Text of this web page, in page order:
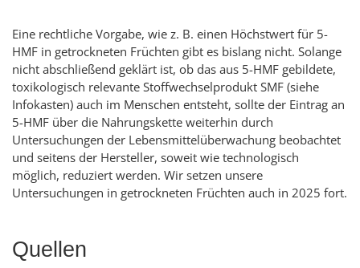
Eine rechtliche Vorgabe, wie z. B. einen Höchstwert für 5-
HMF in getrockneten Früchten gibt es bislang nicht. Solange
nicht abschließend geklärt ist, ob das aus 5-HMF gebildete,
toxikologisch relevante Stoffwechselprodukt SMF (siehe
Infokasten) auch im Menschen entsteht, sollte der Eintrag an
5-HMF über die Nahrungskette weiterhin durch
Untersuchungen der Lebensmittelüberwachung beobachtet
und seitens der Hersteller, soweit wie technologisch
möglich, reduziert werden. Wir setzen unsere
Untersuchungen in getrockneten Früchten auch in 2025 fort.
Quellen